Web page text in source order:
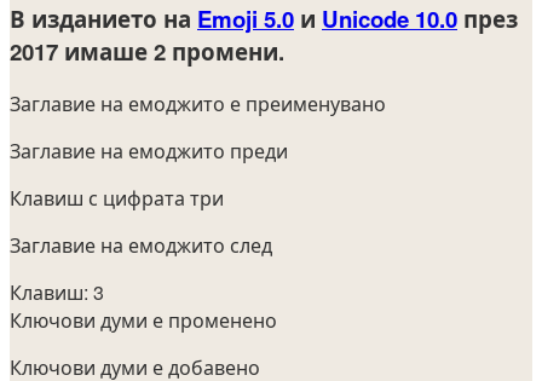
В изданието на Emoji 5.0 и Unicode 10.0 през
2017 имаше 2 промени.
Заглавие на емоджито е преименувано
Заглавие на емоджито преди
Клавиш с цифрата три
Заглавие на емоджито след
Клавиш: 3
Ключови думи е променено
Ключови думи е добавено